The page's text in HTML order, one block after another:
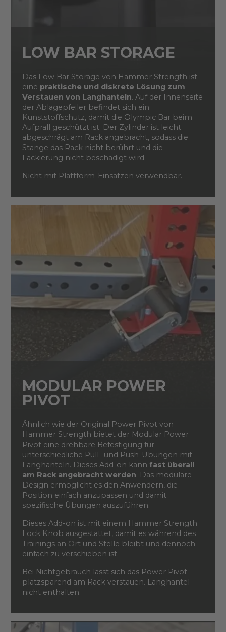
LOW BAR STORAGE
Das Low Bar Storage von Hammer Strength ist
eine praktische und diskrete Lösung zum
Verstauen von Langhanteln. Auf der Innenseite
der Ablagepfeiler befindet sich ein
Kunststoffschutz, damit die Olympic Bar beim
Aufprall geschützt ist. Der Zylinder ist leicht
abgeschrägt am Rack angebracht, sodass die
Stange das Rack nicht berührt und die
Lackierung nicht beschädigt wird.
Nicht mit Plattform-Einsätzen verwendbar.
MODULAR POWER
PIVOT
Ähnlich wie der Original Power Pivot von
Hammer Strength bietet der Modular Power
Pivot eine drehbare Befestigung für
unterschiedliche Pull- und Push-Übungen mit
Langhanteln. Dieses Add-on kann fast überall
am Rack angebracht werden. Das modulare
Design ermöglicht es den Anwendern, die
Position einfach anzupassen und damit
spezifische Übungen auszuführen.
Dieses Add-on ist mit einem Hammer Strength
Lock Knob ausgestattet, damit es während des
Trainings an Ort und Stelle bleibt und dennoch
einfach zu verschieben ist.
Bei Nichtgebrauch lässt sich das Power Pivot
platzsparend am Rack verstauen. Langhantel
nicht enthalten.